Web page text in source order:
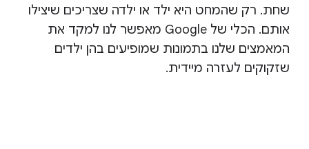
שחת. רק שהמחט היא ילד או ילדה שצריכים שיצילו
אותם. הכלי של Google מאפשר לנו למקד את
המאמצים שלנו בתמונות שמופיעים בהן ילדים
שזקוקים לעזרה מיידית.